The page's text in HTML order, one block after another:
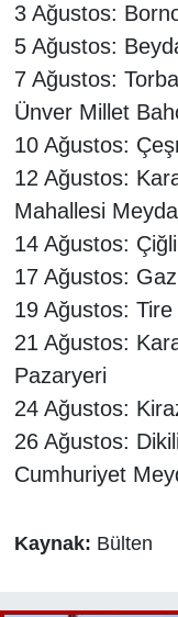
3 Ağustos:
5 Ağustos:
7 Ağustos:
Ünver Millet
10 Ağustos:
12 Ağustos:
Mahallesi
14 Ağustos:
17 Ağustos:
19 Ağustos:
21 Ağustos:
Pazaryeri
24 Ağustos:
26 Ağustos:
Cumhuriyet
Kaynak: Bülten